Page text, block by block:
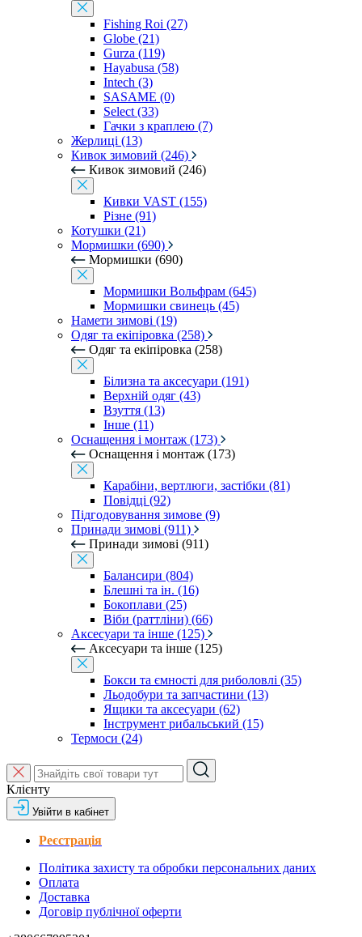
Fishing Roi (27)
Globe (21)
Gurza (119)
Hayabusa (58)
Intech (3)
SASAME (0)
Select (33)
Гачки з краплею (7)
Жерлиці (13)
Кивок зимовий (246)
Кивок зимовий (246)
Кивки VAST (155)
Різне (91)
Котушки (21)
Мормишки (690)
Мормишки (690)
Мормишки Вольфрам (645)
Мормишки свинець (45)
Намети зимові (19)
Одяг та екіпіровка (258)
Одяг та екіпіровка (258)
Білизна та аксесуари (191)
Верхній одяг (43)
Взуття (13)
Інше (11)
Оснащення і монтаж (173)
Оснащення і монтаж (173)
Карабіни, вертлюги, застібки (81)
Повідці (92)
Підгодовування зимове (9)
Принади зимові (911)
Принади зимові (911)
Балансири (804)
Блешні та ін. (16)
Бокоплави (25)
Віби (раттліни) (66)
Аксесуари та інше (125)
Аксесуари та інше (125)
Бокси та ємності для риболовлі (35)
Льодобури та запчастини (13)
Ящики та аксесуари (62)
Інструмент рибальський (15)
Термоси (24)
Клієнту
Увійти в кабінет
Реєстрація
Політика захисту та обробки персональних даних
Оплата
Доставка
Договір публічної оферти